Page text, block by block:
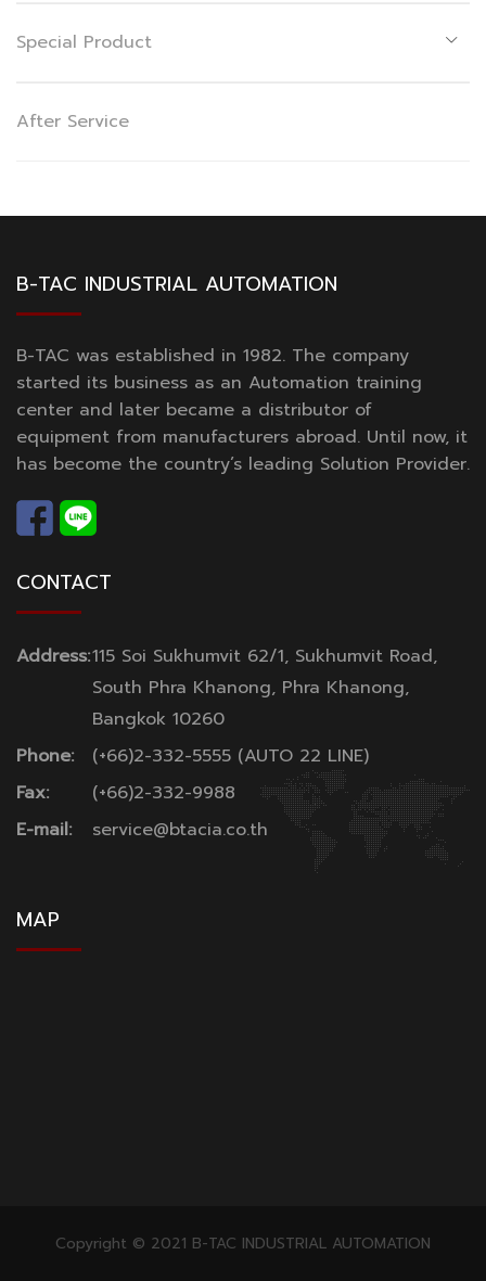
Special Product
After Service
B-TAC INDUSTRIAL AUTOMATION
B-TAC was established in 1982. The company
started its business as an Automation training
center and later became a distributor of
equipment from manufacturers abroad. Until now, it
has become the country’s leading Solution Provider.
CONTACT
Address:115 Soi Sukhumvit 62/1, Sukhumvit Road,
South Phra Khanong, Phra Khanong,
Bangkok 10260
Phone:
(+66)2-332-5555 (AUTO 22 LINE)
Fax:
(+66)2-332-9988
E-mail:
service@btacia.co.th
MAP
Copyright © 2021 B-TAC INDUSTRIAL AUTOMATION